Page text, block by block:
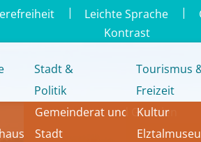
| Leichte Sprache |
Kontrast
Stadt &
Politik
Gemeinderat und Gremien
Stadt
Tourismus
Freizeit
Kultur